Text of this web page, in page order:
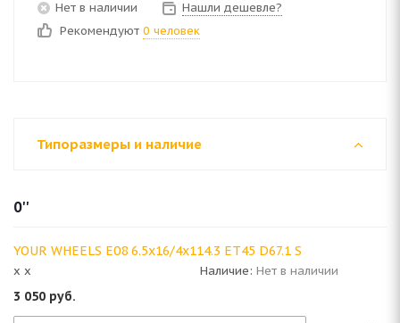
Нет в наличии
Нашли дешевле?
Рекомендуют 0 человек
Типоразмеры и наличие
0''
YOUR WHEELS E08 6.5x16/4x114.3 ET45 D67.1 S
x x Наличие: Нет в наличии
3 050 руб.